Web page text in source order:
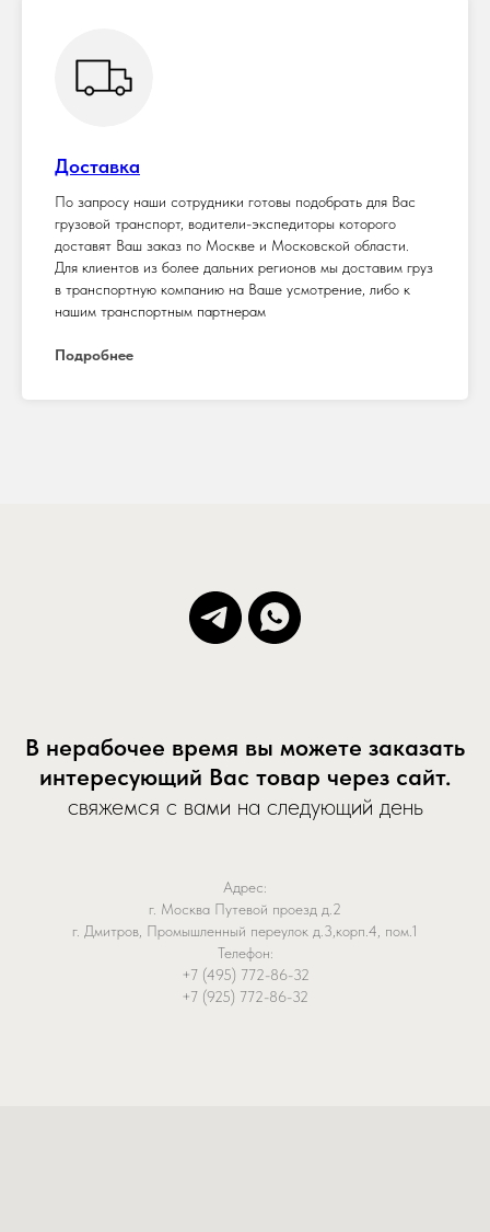
Доставка
По запросу наши сотрудники готовы подобрать для Вас
грузовой транспорт, водители-экспедиторы которого
доставят Ваш заказ по Москве и Московской области.
Для клиентов из более дальних регионов мы доставим груз
в транспортную компанию на Ваше усмотрение, либо к
нашим транспортным партнерам
Подробнее
В нерабочее время вы можете заказать
интересующий Вас товар через сайт.
свяжемся с вами на следующий день
Адрес:
г. Москва Путевой проезд д.2
г. Дмитров, Промышленный переулок д.3,корп.4, пом.1
Телефон:
+7 (495) 772-86-32
+7 (925) 772-86-32